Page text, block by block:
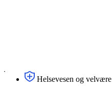
Helsevesen og velvære